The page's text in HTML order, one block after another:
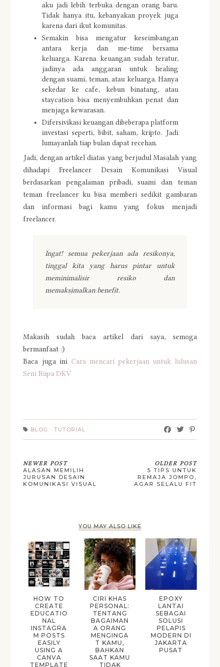
aku jadi lebih terbuka dengan orang baru.
Tidak hanya itu, kebanyakan proyek juga
karena dari ikut komunitas.
Semakin bisa mengatur keseimbangan
antara kerja dan me-time bersama
keluarga. Karena keuangan sudah teratur,
jadinya ada anggaran untuk healing
dengan suami, teman, atau keluarga. Hanya
sekedar ke cafe, kebun binatang, atau
staycation bisa menyembuhkan penat dan
menjaga kewarasan.
Difersivikasi keuangan dibeberapa platform
investasi seperti, bibit, saham, kripto. Jadi
lumayanlah tiap bulan dapat recehan.
Jadi, dengan artikel diatas yang berjudul Masalah yang
dihadapi Freelancer Desain Komunikasi Visual
berdasarkan pengalaman pribadi, suami dan teman
teman freelancer ku bisa memberi sedikit gambaran
dan informasi bagi kamu yang fokus menjadi
freelancer.
Ingat! semua pekerjaan ada resikonya,
tinggal kita yang harus pintar untuk
meminimalisir resiko dan
memaksimalkan benefit.
Makasih sudah baca artikel dari saya, semoga
bermanfaat :)
Baca juga ini Cara mencari pekerjaan untuk lulusan
Seni Rupa DKV
BLOG ·TUTORIAL
NEWER POST
ALASAN MEMILIH
JURUSAN DESAIN
KOMUNIKASI VISUAL
OLDER POST
5 TIPS UNTUK
REMAJA JOMPO,
AGAR SELALU FIT
YOU MAY ALSO LIKE
HOW TO
CREATE
EDUCATIO
NAL
INSTAGRA
M POSTS
EASILY
USING A
CANVA
TEMPLATE
CIRI KHAS
PERSONAL:
TENTANG
BAGAIMAN
A ORANG
MENGINGA
T KAMU,
BAHKAN
SAAT KAMU
TIDAK
EPOXY
LANTAI
SEBAGAI
SOLUSI
PELAPIS
MODERN DI
JAKARTA
PUSAT